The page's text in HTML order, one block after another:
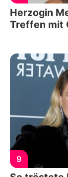
Herzogin
Treffen mit
9